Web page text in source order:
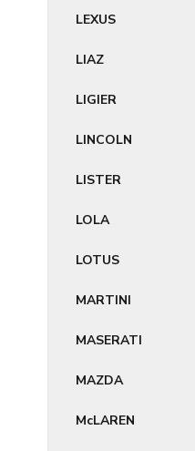
LEXUS
LIAZ
LIGIER
LINCOLN
LISTER
LOLA
LOTUS
MARTINI
MASERATI
MAZDA
McLAREN